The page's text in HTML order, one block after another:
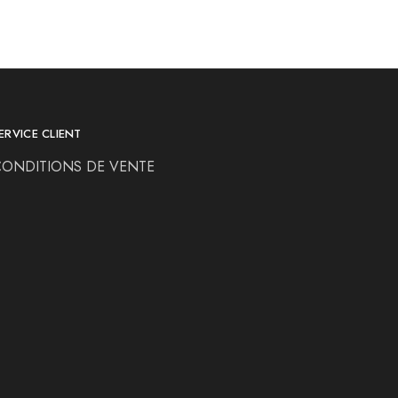
CLIENT
DE VENTE